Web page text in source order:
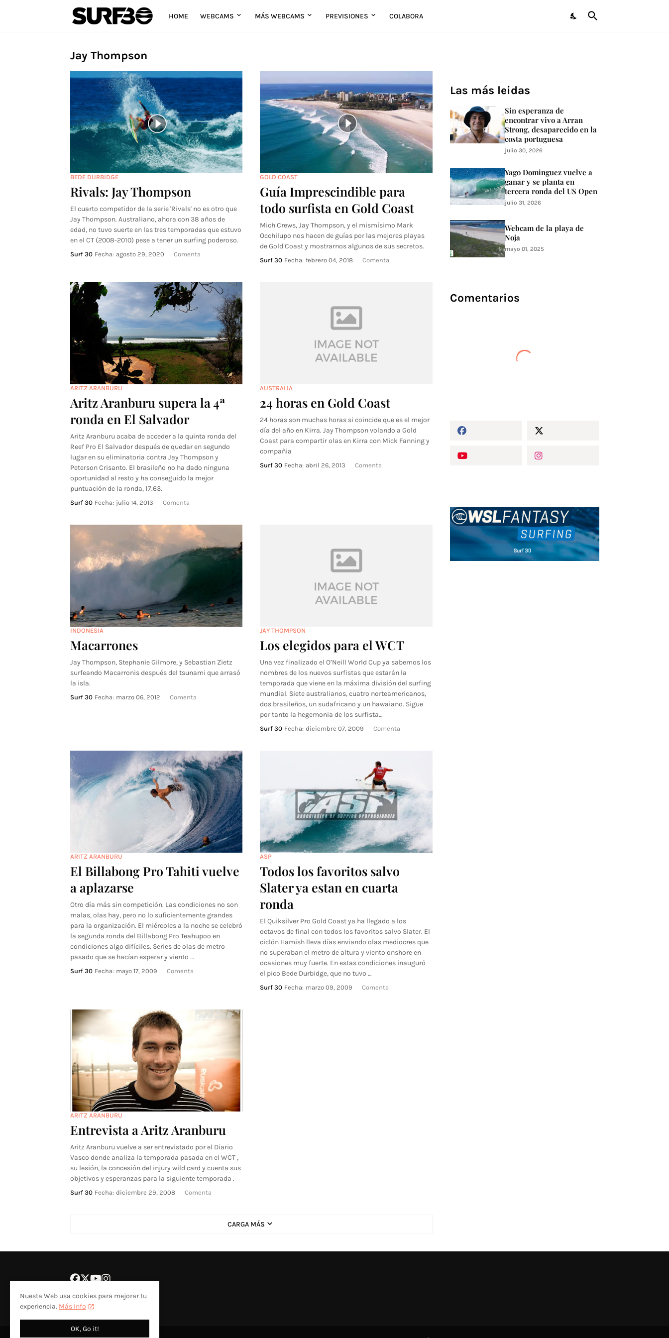
HOME WEBCAMS MÁS WEBCAMS PREVISIONES COLABORA
Jay Thompson
BEDE DURBIDGE
Rivals: Jay Thompson
El cuarto competidor de la serie 'Rivals' no es otro que
Jay Thompson. Australiano, ahora con 38 años de
edad, no tuvo suerte en las tres temporadas que estuvo
en el CT (2008-2010) pese a tener un surfing poderoso.
Surf 30 Fecha: agosto 29, 2020 Comenta
GOLD COAST
Guía Imprescindible para
todo surfista en Gold Coast
Mich Crews, Jay Thompson, y el mismísimo Mark
Occhilupo nos hacen de guías por las mejores playas
de Gold Coast y mostrarnos algunos de sus secretos.
Surf 30 Fecha: febrero 04, 2018 Comenta
ARITZ ARANBURU
Aritz Aranburu supera la 4ª
ronda en El Salvador
Aritz Aranburu acaba de acceder a la quinta ronda del
Reef Pro El Salvador después de quedar en segundo
lugar en su eliminatoria contra Jay Thompson y
Peterson Crisanto. El brasileño no ha dado ninguna
oportunidad al resto y ha conseguido la mejor
puntuación de la ronda, 17.63.
Surf 30 Fecha: julio 14, 2013 Comenta
AUSTRALIA
24 horas en Gold Coast
24 horas son muchas horas si coincide que es el mejor
día del año en Kirra. Jay Thompson volando a Gold
Coast para compartir olas en Kirra con Mick Fanning y
compañia
Surf 30 Fecha: abril 26, 2013 Comenta
INDONESIA
Macarrones
Jay Thompson, Stephanie Gilmore, y Sebastian Zietz
surfeando Macarronis después del tsunami que arrasó
la isla.
Surf 30 Fecha: marzo 06, 2012 Comenta
JAY THOMPSON
Los elegidos para el WCT
Una vez finalizado el O’Neill World Cup ya sabemos los
nombres de los nuevos surfistas que estarán la
temporada que viene en la máxima división del surfing
mundial. Siete australianos, cuatro norteamericanos,
dos brasileños, un sudafricano y un hawaiano. Sigue
por tanto la hegemonia de los surfista…
Surf 30 Fecha: diciembre 07, 2009 Comenta
ARITZ ARANBURU
El Billabong Pro Tahiti vuelve
a aplazarse
Otro día más sin competición. Las condiciones no son
malas, olas hay, pero no lo suficientemente grandes
para la organización. El miércoles a la noche se celebró
la segunda ronda del Billabong Pro Teahupoo en
condiciones algo difíciles. Series de olas de metro
pasado que se hacían esperar y viento …
Surf 30 Fecha: mayo 17, 2009 Comenta
ASP
Todos los favoritos salvo
Slater ya estan en cuarta
ronda
El Quiksilver Pro Gold Coast ya ha llegado a los
octavos de final con todos los favoritos salvo Slater. El
ciclón Hamish lleva días enviando olas mediocres que
no superaban el metro de altura y viento onshore en
ocasiones muy fuerte. En estas condiciones inauguró
el pico Bede Durbidge, que no tuvo …
Surf 30 Fecha: marzo 09, 2009 Comenta
ARITZ ARANBURU
Entrevista a Aritz Aranburu
Aritz Aranburu vuelve a ser entrevistado por el Diario
Vasco donde analiza la temporada pasada en el WCT ,
su lesión, la concesión del injury wild card y cuenta sus
objetivos y esperanzas para la siguiente temporada .
Surf 30 Fecha: diciembre 29, 2008 Comenta
CARGA MÁS
Las más leidas
Sin esperanza de
encontrar vivo a Arran
Strong, desaparecido en la
costa portuguesa
julio 30, 2026
Yago Dominguez vuelve a
ganar y se planta en
tercera ronda del US Open
julio 31, 2026
Webcam de la playa de
Noja
mayo 01, 2025
Comentarios
Nuesta Web usa cookies para mejorar tu
experiencia. Más Info
OK, Go it!